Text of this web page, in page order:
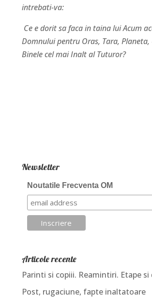
intrebati-va:
Ce e dorit sa faca in taina lui Acum
Domnului pentru Oras, Tara, Planeta,
Binele cel mai Inalt al Tuturor?
Newsletter
Noutatile Frecventa OM
Articole recente
Parinti si copiii. Reamintiri. Etape si
Post, rugaciune, fapte inaltatoare